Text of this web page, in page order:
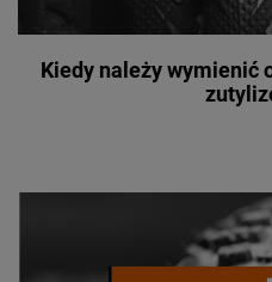
Kiedy należy wymienić